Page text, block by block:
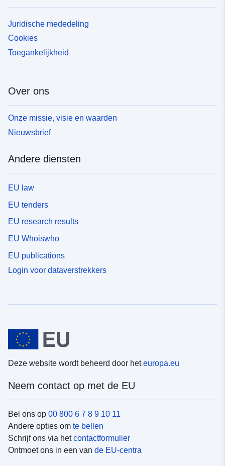
Juridische mededeling
Cookies
Toegankelijkheid
Over ons
Onze missie, visie en waarden
Nieuwsbrief
Andere diensten
EU law
EU tenders
EU research results
EU Whoiswho
EU publications
Login voor dataverstrekkers
Deze website wordt beheerd door heteuropa.eu
Neem contact op met de EU
Bel ons op 00 800 6 7 8 9 10 11
Andere opties om te bellen
Schrijf ons via hetcontactformulier
Ontmoet ons in een van de EU-centra